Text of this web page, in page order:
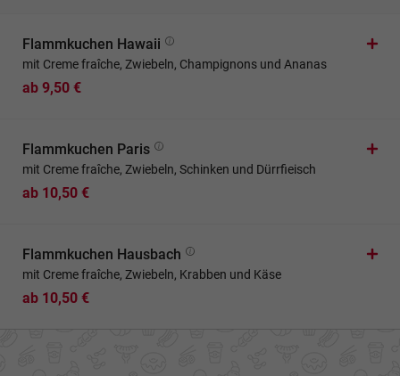
Flammkuchen Hawaii
mit Creme fraîche, Zwiebeln, Champignons und Ananas
ab 9,50 €
Flammkuchen Paris
mit Creme fraîche, Zwiebeln, Schinken und Dürrfieisch
ab 10,50 €
Flammkuchen Hausbach
mit Creme fraîche, Zwiebeln, Krabben und Käse
ab 10,50 €